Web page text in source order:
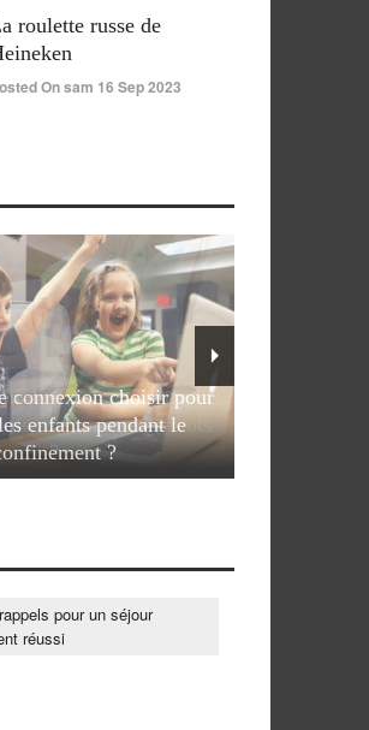
roulette russe de
On sam 16 Sep 2023
connexion choisir pour
enfants pendant le
?